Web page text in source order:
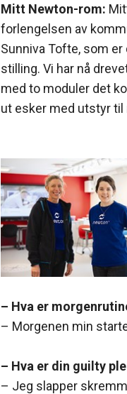
Mitt Newton-rom:
forlengelsen av
Sunniva Tofte, som
stilling. Vi har nå
med to moduler det
ut esker med utstyr til
– Hva er
– Morgenen min
– Hva er din guilty
– Jeg slapper